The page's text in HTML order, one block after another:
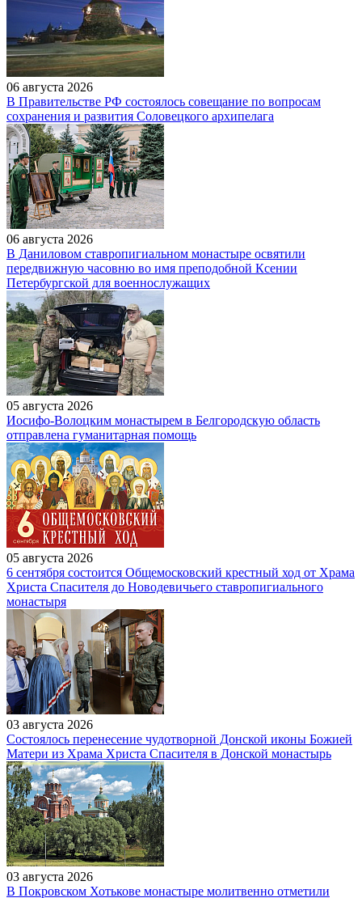
06 августа 2026
В Правительстве РФ состоялось совещание по вопросам
сохранения и развития Соловецкого архипелага
06 августа 2026
В Даниловом ставропигиальном монастыре освятили
передвижную часовню во имя преподобной Ксении
Петербургской для военнослужащих
05 августа 2026
Иосифо-Волоцким монастырем в Белгородскую область
отправлена гуманитарная помощь
05 августа 2026
6 сентября состоится Общемосковский крестный ход от Храма
Христа Спасителя до Новодевичьего ставропигиального
монастыря
03 августа 2026
Состоялось перенесение чудотворной Донской иконы Божией
Матери из Храма Христа Спасителя в Донской монастырь
03 августа 2026
В Покровском Хотькове монастыре молитвенно отметили